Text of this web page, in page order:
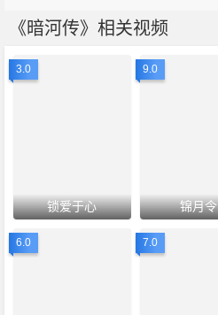
《暗河传》相关视频
3.0
锁爱于心
9.0
锦月令
6.0 7.0